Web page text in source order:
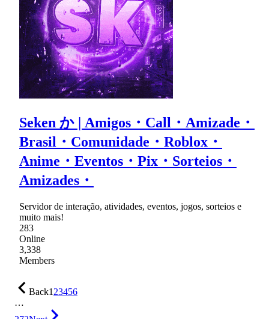
Seken か | Amigos・Call・Amizade・
Brasil・Comunidade・Roblox・
Anime・Eventos・Pix・Sorteios・
Amizades・
Servidor de interação, atividades, eventos, jogos, sorteios e
muito mais!
283
Online
3,338
Members
Back123456
…